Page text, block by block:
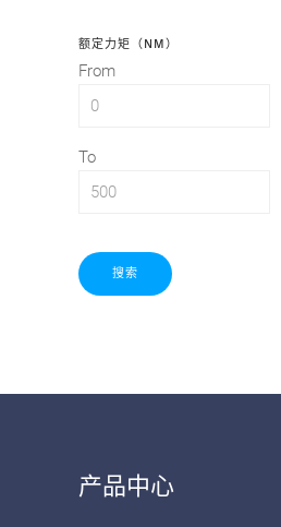
额定力矩（NM）
From
To
搜索
产品中心